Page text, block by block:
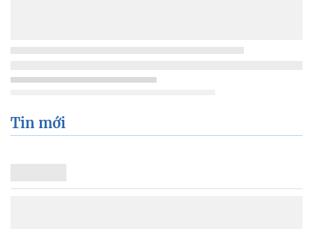
Tin mới